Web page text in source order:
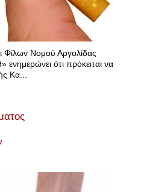
Νομού Αργολίδας
ότι πρόκειται να
Κα...